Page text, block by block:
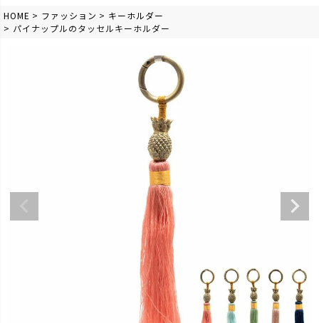
HOME ファッション
キーホルダー
パイナップルのタッセルキーホルダー